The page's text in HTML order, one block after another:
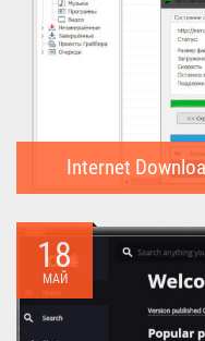
Internet
18
МАЙ